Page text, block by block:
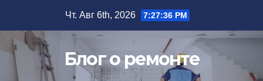
содержимому
Чт. Авг 6th, 2026 7:27:37 PM
Блог о ремонте